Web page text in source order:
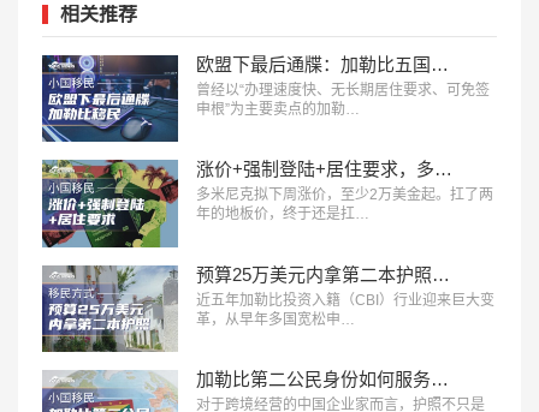
相关推荐
欧盟下最后通牒：加勒比五国投资入籍，2028年或迎终局？
曾经以“办理速度快、无长期居住要求、可免签
申根”为主要卖点的加勒…
涨价+强制登陆+居住要求，多米尼克护照正在告别 “躺拿” 时代
多米尼克拟下周涨价，至少2万美金起。扛了两
年的地板价，终于还是扛…
预算25万美元内拿第二本护照，加勒比五国身份怎么选？
近五年加勒比投资入籍（CBI）行业迎来巨大变
革，从早年多国宽松申…
加勒比第二公民身份如何服务于你的全球商业战略
对于跨境经营的中国企业家而言，护照不只是